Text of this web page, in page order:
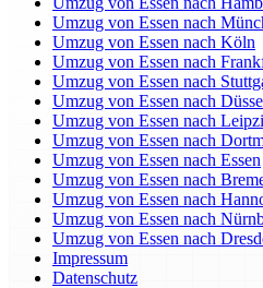
Umzug von Essen nach
Umzug von Essen nach Köln
Umzug von Essen nach
Umzug von Essen nach
Umzug von Essen nach
Umzug von Essen nach
Umzug von Essen nach
Umzug von Essen nach Essen
Umzug von Essen nach
Umzug von Essen nach
Umzug von Essen nach
Umzug von Essen nach
Impressum
Datenschutz